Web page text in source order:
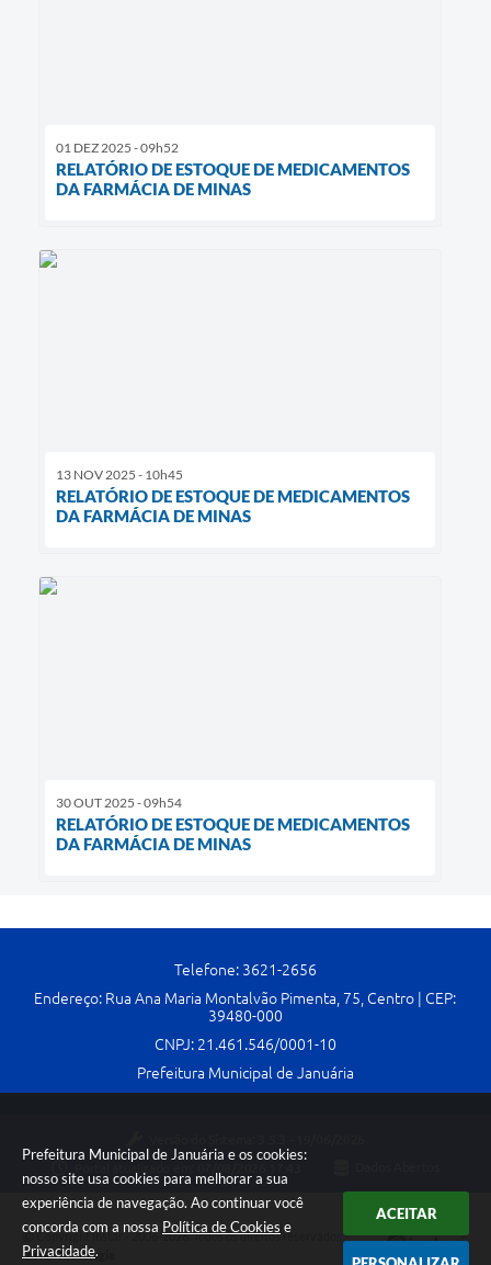
Prefeitura Municipal de Januária e os cookies:
nosso site usa cookies para melhorar a sua
experiência de navegação. Ao continuar você
concorda com a nossa Política de Cookies e
Privacidade.
ACEITAR
01 DEZ 2025 - 09h52
RELATÓRIO DE ESTOQUE DE MEDICAMENTOS
DA FARMÁCIA DE MINAS
13 NOV 2025 - 10h45
RELATÓRIO DE ESTOQUE DE MEDICAMENTOS
DA FARMÁCIA DE MINAS
30 OUT 2025 - 09h54
RELATÓRIO DE ESTOQUE DE MEDICAMENTOS
DA FARMÁCIA DE MINAS
Telefone: 3621-2656
Endereço: Rua Ana Maria Montalvão Pimenta, 75, Centro | CEP:
39480-000
CNPJ: 21.461.546/0001-10
Prefeitura Municipal de Januária
Copyright Instar - 2006-2026. Todos os direitos reservados -
Instar Tecnologia